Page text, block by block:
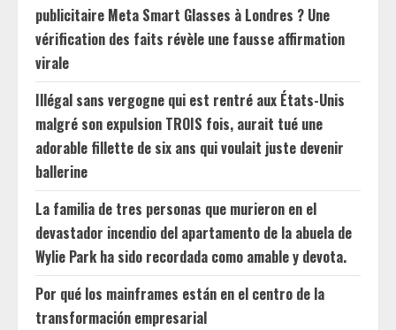
publicitaire Meta Smart Glasses à Londres ? Une
vérification des faits révèle une fausse affirmation
virale
Illégal sans vergogne qui est rentré aux États-Unis
malgré son expulsion TROIS fois, aurait tué une
adorable fillette de six ans qui voulait juste devenir
ballerine
La familia de tres personas que murieron en el
devastador incendio del apartamento de la abuela de
Wylie Park ha sido recordada como amable y devota.
Por qué los mainframes están en el centro de la
transformación empresarial